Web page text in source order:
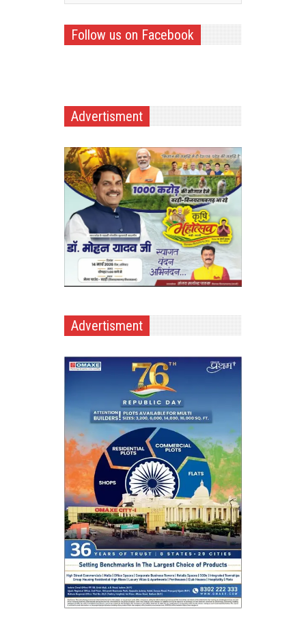
Follow us on Facebook
Advertisment
Advertisment